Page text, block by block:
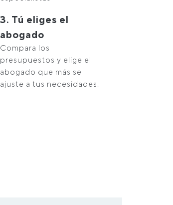
3. Tú eliges el
abogado
Compara los
presupuestos y elige el
abogado que más se
ajuste a tus necesidades.